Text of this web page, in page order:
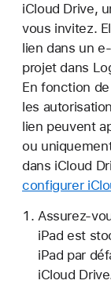
iCloud Drive,
vous invitez.
lien dans un
projet dans
En fonction
les
lien peuvent
ou
dans iCloud
configurer
Assurez-
iPad est
iPad par
iCloud